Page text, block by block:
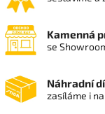
Kamenná
se
Náhradní
zasíláme i